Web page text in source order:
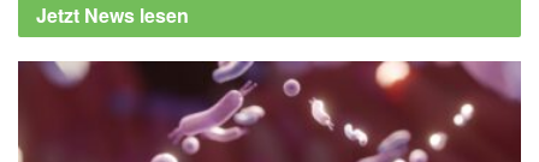
Orthopädie und Unfallchirurgie essentials:
Intensivkurs zur Weiterbildung, Thieme, 3.
Auflage, 2019
Deutsches Krebsforschungszentrum:
Knochenmetastasen Grundlagen (Abruf:
Jetzt News lesen